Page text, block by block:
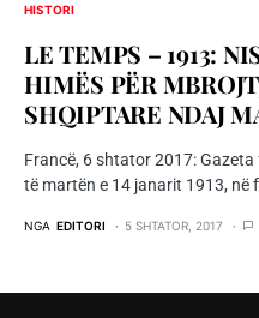
HISTORI
LE TEMPS – 1913:
HIMËS PËR
SHQIPTARE NDAJ
Francë, 6 shtator 2017: Gazeta
të martën e 14 janarit 1913, në
NGA EDITORI 5 SHTATOR, 2017